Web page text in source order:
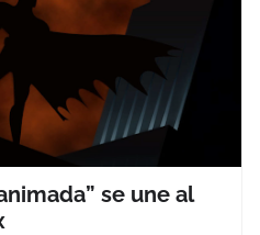
se une al